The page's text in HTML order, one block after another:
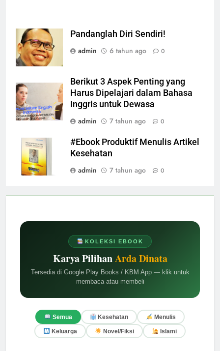
KOLEKSI EBOOK
Karya PilihanArda Dinata
Tersedia di Google Play Books / KBM App — klik untuk
membaca atau membeli
Semua Kesehatan Menulis
Keluarga Novel/Fiksi Islami
Pandanglah Diri Sendiri!
admin
6 tahun ago 0
Berikut 3 Aspek Penting yang
Harus Dipelajari dalam Bahasa
Inggris untuk Dewasa
admin
7 tahun ago 0
#Ebook Produktif Menulis Artikel
Kesehatan
admin
7 tahun ago 0